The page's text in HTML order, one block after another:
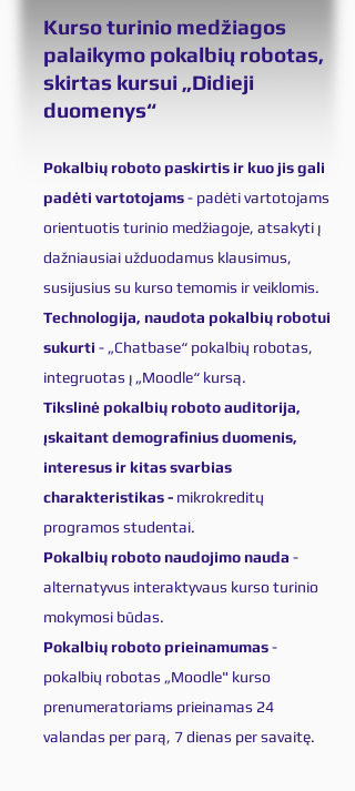
Kurso turinio medžiagos
palaikymo pokalbių robotas,
skirtas kursui „Didieji
duomenys“
Pokalbių roboto paskirtis ir kuo jis gali
padėti vartotojams- padėti vartotojams
orientuotis turinio medžiagoje, atsakyti į
dažniausiai užduodamus klausimus,
susijusius su kurso temomis ir veiklomis.
Technologija, naudota pokalbių robotui
sukurti - „Chatbase“ pokalbių robotas,
integruotas į „Moodle“ kursą.
Tikslinė pokalbių roboto auditorija,
įskaitant demografinius duomenis,
interesus ir kitas svarbias
charakteristikas - mikrokreditų
programos studentai.
Pokalbių roboto naudojimo nauda -
alternatyvus interaktyvaus kurso turinio
mokymosi būdas.
Pokalbių roboto prieinamumas-
pokalbių robotas „Moodle" kurso
prenumeratoriams prieinamas 24
valandas per parą, 7 dienas per savaitę.